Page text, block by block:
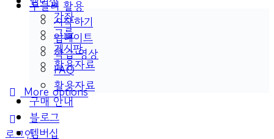
강좌
그룹
게시판
활용자료
More options
로그인
두들리 활용
시작하기
업데이트
학습 영상
FAQ
활용자료
구매 안내
블로그
멤버십